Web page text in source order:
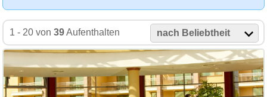
1 - 20 von 39Aufenthalten nach Beliebtheit